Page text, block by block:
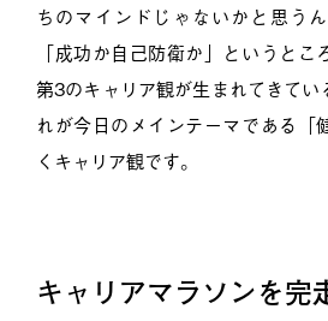
ちのマインドじゃないかと思う
「成功か自己防衛か」というとこ
第3のキャリア観が生まれてきてい
れが今日のメインテーマである「
くキャリア観です。
キャリアマラソンを完